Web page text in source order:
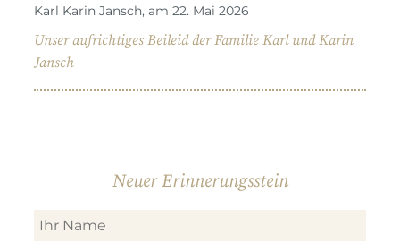
Karl Karin Jansch, am 22. Mai 2026
Unser aufrichtiges Beileid der Familie Karl und Karin
Jansch
Neuer Erinnerungsstein